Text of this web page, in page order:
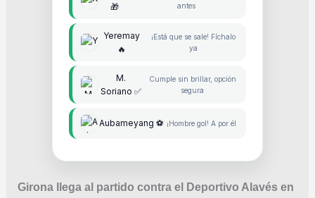
🎁
antes
Yeremay
🔥
¡Está que se sale! Fíchalo
ya
M.
Soriano ✅
Cumple sin brillar, opción
segura
Aubameyang ⚽ ¡Hombre gol! A por él
Girona llega al partido contra el Deportivo Alavés en